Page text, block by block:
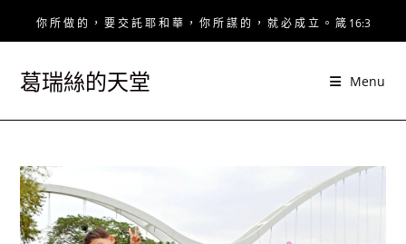
你 所 做 的 ， 要 交 託 耶 和 華 ， 你 所 謀 的 ， 就 必 成 立 。 箴 16:3
葛瑞絲的天堂 Menu